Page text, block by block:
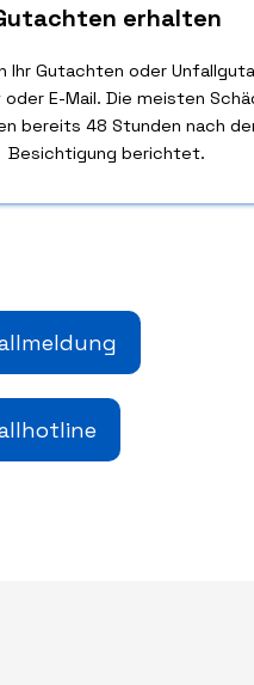
erhalten
Ihr Gutachten oder
E-Mail. Die meisten
bereits 48 Stunden nach
Besichtigung berichtet.